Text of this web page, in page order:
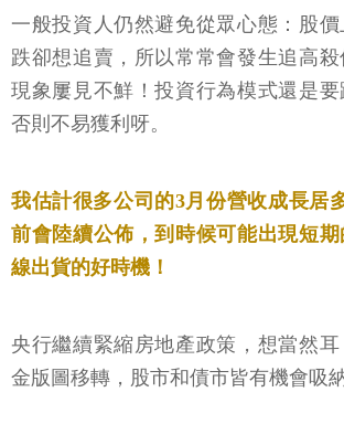
一般投資人仍然避免從眾心態：股
跌卻想追賣，所以常常會發生追高
現象屢見不鮮！投資行為模式還是要
否則不易獲利呀。
我估計很多公司的3月份營收成長居
前會陸續公佈，到時候可能出現短
線出貨的好時機！
央行繼續緊縮房地產政策，想當然
金版圖移轉，股市和債市皆有機會吸納